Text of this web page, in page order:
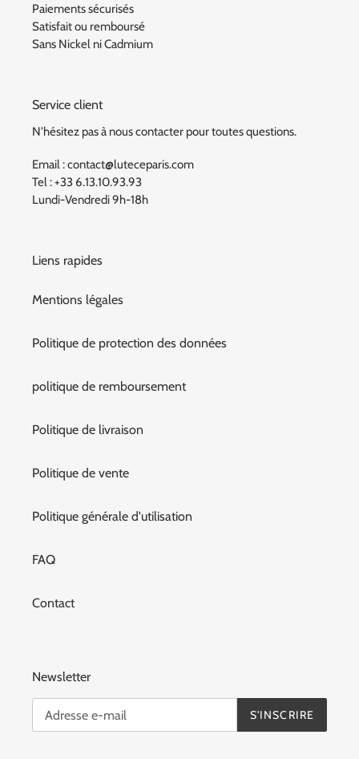
Paiements sécurisés
Satisfait ou remboursé
Sans Nickel ni Cadmium
Service client
N'hésitez pas à nous contacter pour toutes questions.
Email : contact@luteceparis.com
Tel : +33 6.13.10.93.93
Lundi-Vendredi 9h-18h
Liens rapides
Mentions légales
Politique de protection des données
politique de remboursement
Politique de livraison
Politique de vente
Politique générale d'utilisation
FAQ
Contact
Newsletter
S'INSCRIRE